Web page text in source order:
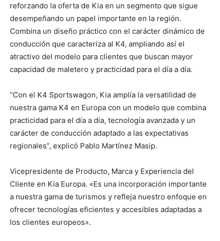
reforzando la oferta de Kia en un segmento que sigue
desempeñando un papel importante en la región.
Combina un diseño práctico con el carácter dinámico de
conducción que caracteriza al K4, ampliando así el
atractivo del modelo para clientes que buscan mayor
capacidad de maletero y practicidad para el día a día.
“Con el K4 Sportswagon, Kia amplía la versatilidad de
nuestra gama K4 en Europa con un modelo que combina
practicidad para el día a día, tecnología avanzada y un
carácter de conducción adaptado a las expectativas
regionales”, explicó Pablo Martínez Masip.
Vicepresidente de Producto, Marca y Experiencia del
Cliente en Kia Europa. «Es una incorporación importante
a nuestra gama de turismos y refleja nuestro enfoque en
ofrecer tecnologías eficientes y accesibles adaptadas a
los clientes europeos».